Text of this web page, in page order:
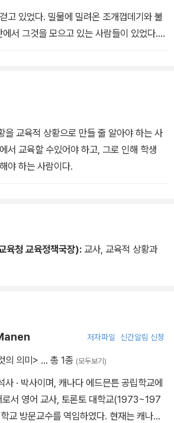
고 있었다. 밀물에 밀려온 조개껍데기와 불
서 그것을 모으고 있는 사람들이 있었다.
은 조개와 불가사리를 냄비 속에 넣어 끊였
뭔가를 응시하고 있었다. 그러더니 그 아이
무엇인가를 던졌다.
이를 지켜보았다. 불가사리 한 마리가모래
발버둥 치고 있었다.
게 불가사리를 하나씩 집어서는 바다로 던
의 위협을 받고 있는 불가사리들을 응시하
과학 교육의 핵심은 인간에게 유용한 방식
류하는 것이 아니라는 것을 지적하려는 것
복구하는 사람이다. 자연을 지키고 생명을
본성을 이해하는 사람이다. 불가사리를 던
육받은 사람이다. 그는 불가사리의 말을 들
사리의 본능을 이해하는 사람이다.
을 교육적 상황으로 만들 줄 알아야 하는 사
서 교육할 수있어야 하고, 그로 인해 학생
야 하는 사람이다.
육청 교육정책국장): 교사, 교육적 상황과
저자파일 신간알림 신청
의 의미> … 총 1종 (모두보기)
· 박사이며, 캐나다 에드믄튼 공립학교에
서 영어 교사, 토론토 대학교(1973~197
교 방문교수를 역임하였다. 현재는 캐나다